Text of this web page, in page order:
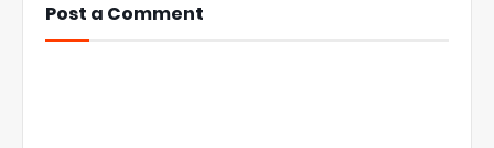
Post a Comment